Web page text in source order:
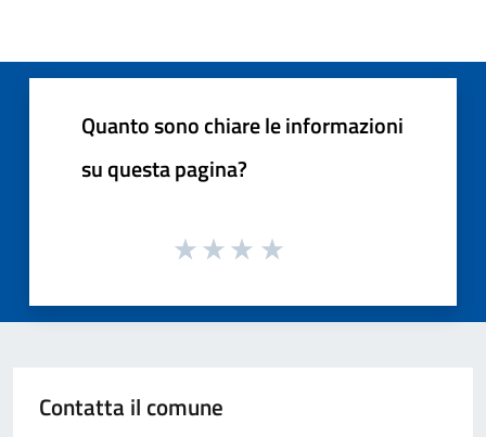
Quanto sono chiare le informazioni
su questa pagina?
Contatta il comune